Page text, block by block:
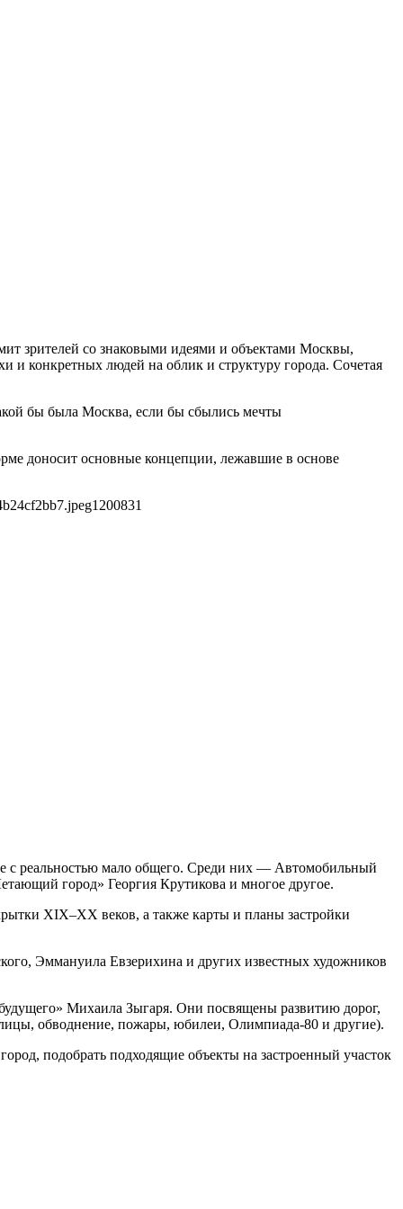
зрителей со знаковыми идеями и объектами Москвы,
и конкретных людей на облик и структуру города. Сочетая
бы была Москва, если бы сбылись мечты
доносит основные концепции, лежавшие в основе
1200831
с реальностью мало общего. Среди них — Автомобильный
город» Георгия Крутикова и многое другое.
XIX–XX веков, а также карты и планы застройки
Эммануила Евзерихина и других известных художников
Михаила Зыгаря. Они посвящены развитию дорог,
обводнение, пожары, юбилеи, Олимпиада-80 и другие).
подобрать подходящие объекты на застроенный участок